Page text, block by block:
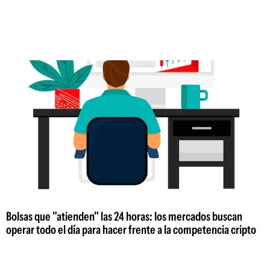
Bolsas que "atienden" las 24 horas: los mercados buscan
operar todo el día para hacer frente a la competencia cripto